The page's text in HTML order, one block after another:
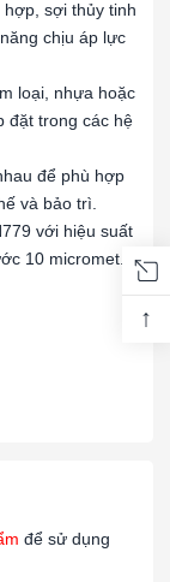
sợi thủy tinh
chịu áp lực
loại, nhựa hoặc
đặt trong các hệ
để phù hợp
và bảo trì.
với hiệu suất
10 micromet.
các hạt bụi lớn
bảo vệ và kéo
lọc tinh và hệ
để sử dụng
↑